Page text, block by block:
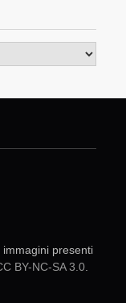
presenti
BY-NC-SA 3.0